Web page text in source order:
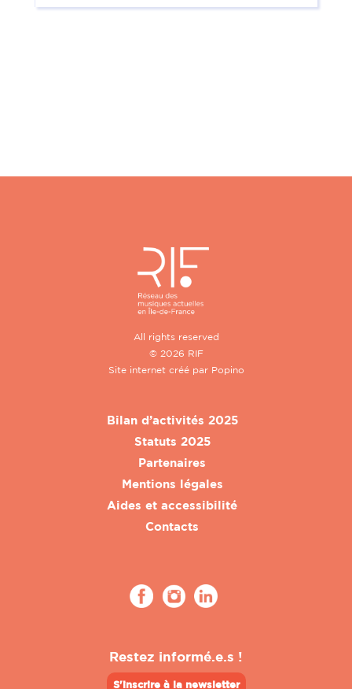
All rights reserved
© 2026 RIF
Site internet créé par Popino
Bilan d’activités 2025
Statuts 2025
Partenaires
Mentions légales
Aides et accessibilité
Contacts
Restez informé.e.s !
S'inscrire à la newsletter